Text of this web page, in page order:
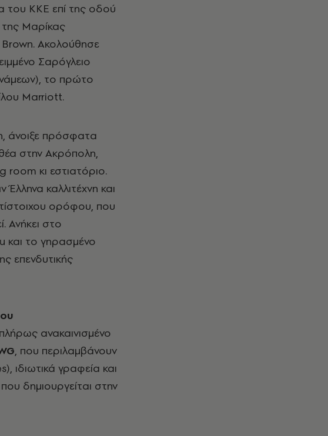
του ΚΚΕ επί της οδού
Μαρίκας
Ακολούθησε
Σαρόγλειο
το πρώτο
Marriott.
άνοιξε πρόσφατα
στην Ακρόπολη,
κι εστιατόριο.
καλλιτέχνη και
ορόφου, που
Ανήκει στο
και το γηρασμένο
επενδυτικής
ανακαινισμένο
, που περιλαμβάνουν
ιδιωτικά γραφεία και
δημιουργείται στην